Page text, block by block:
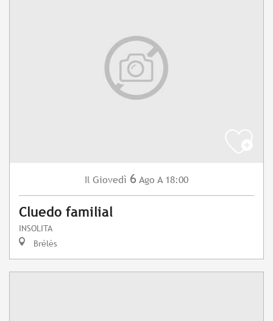
Il Giovedì 6 Ago A 18:00
Cluedo familial
INSOLITA
Brélès